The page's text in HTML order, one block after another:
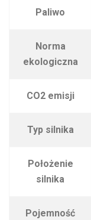
Paliwo
Norma
ekologiczna
CO2 emisji
Typ silnika
Położenie
silnika
Pojemność